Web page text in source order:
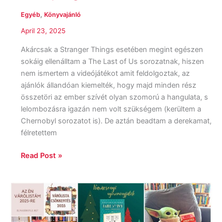
Egyéb, Könyvajánló
April 23, 2025
Akárcsak a Stranger Things esetében megint egészen
sokáig ellenálltam a The Last of Us sorozatnak, hiszen
nem ismertem a videójátékot amit feldolgoztak, az
ajánlók állandóan kiemelték, hogy majd minden rész
összetöri az ember szívét olyan szomorú a hangulata, s
lelombozásra igazán nem volt szükségem (kerültem a
Chernobyl sorozatot is). De aztán beadtam a derekamat,
félretettem
Read Post »
2024
és
az